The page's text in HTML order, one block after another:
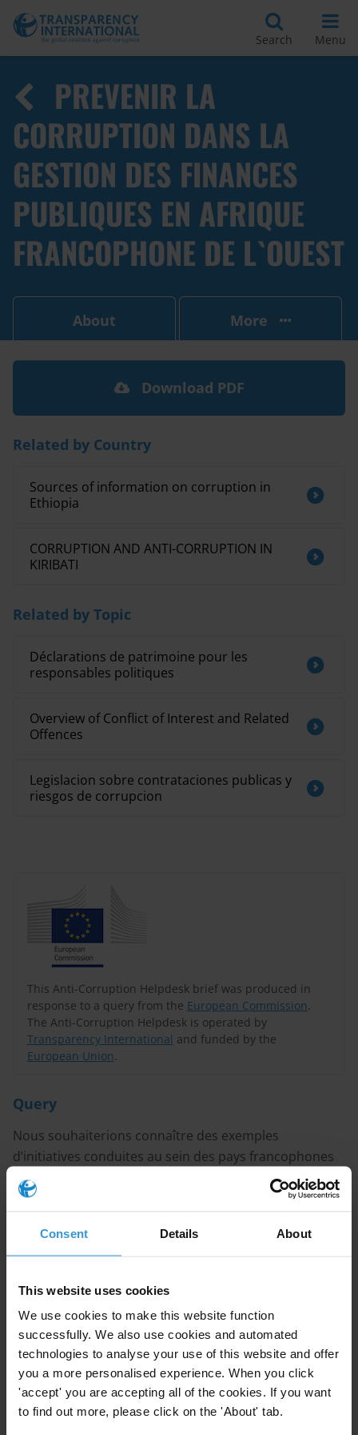
Consent Details About
This website uses cookies
We use cookies to make this website function
successfully. We also use cookies and automated
technologies to analyse your use of this website and offer
you a more personalised experience. When you click
'accept' you are accepting all of the cookies. If you want
to find out more, please click on the 'About' tab.
Search Menu
PREVENIR LA
CORRUPTION DANS LA
GESTION DES FINANCES
PUBLIQUES EN AFRIQUE
FRANCOPHONE DE L`OUEST
About More
This Anti-Corruption Helpdesk brief was produced in
response to a query from the European Commission.
The Anti-Corruption Helpdesk is operated by
Transparency International and funded by the
European Union.
Query
Nous souhaiterions connaître des exemples
d’initiatives conduites au sein des pays francophones
d’Afrique de l’Ouest qui ont permis de réduire de
manière significative la corruption dans la gestion des
Sommaire
1. Aperçu des réformes de la gestion des finances
publiques dans l'Afrique de l'Ouest francophone
2. Initiatives de lutte contre la corruption dans
l'allocation des ressources
3. Initiatives de lutte contre la corruption dans la
gestion des ressources publiques
4. Renforcer les mécanismes de contrôle pour réduire
Download PDF
Related by Country
Sources of information on corruption in
Ethiopia
CORRUPTION AND ANTI-CORRUPTION IN
KIRIBATI
Related by Topic
Déclarations de patrimoine pour les
responsables politiques
Overview of Conflict of Interest and Related
Offences
Legislacion sobre contrataciones publicas y
riesgos de corrupcion